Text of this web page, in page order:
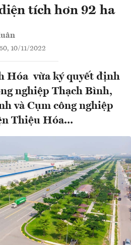
tích hơn 92 ha
10/11/2022
Hóa vừa ký quyết định
nghiệp Thạch Bình,
và Cụm công nghiệp
Thiệu Hóa...